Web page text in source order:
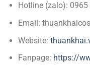
Hotline (zalo):
Email:
Website:
Fanpage: https://